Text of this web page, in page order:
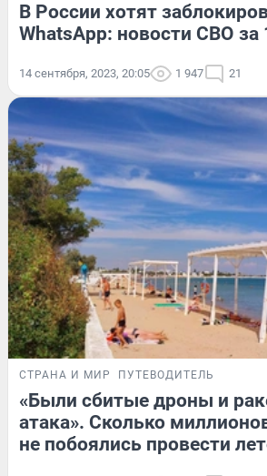
В России хотят
WhatsApp: новости СВО за
14 сентября, 2023, 20:05 1 947 21
СТРАНА И МИР ПУТЕВОДИТЕЛЬ
«Были сбитые дроны и
атака». Сколько
не побоялись провести